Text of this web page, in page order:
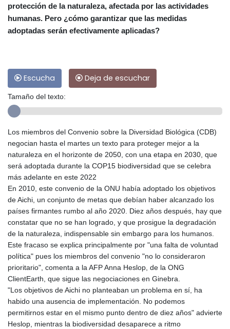
protección de la naturaleza, afectada por las actividades
humanas. Pero ¿cómo garantizar que las medidas
adoptadas serán efectivamente aplicadas?
Escucha Deja de escuchar
Tamaño del texto:
Los miembros del Convenio sobre la Diversidad Biológica (CDB)
negocian hasta el martes un texto para proteger mejor a la
naturaleza en el horizonte de 2050, con una etapa en 2030, que
será adoptada durante la COP15 biodiversidad que se celebra
más adelante en este 2022
En 2010, este convenio de la ONU había adoptado los objetivos
de Aichi, un conjunto de metas que debían haber alcanzado los
países firmantes rumbo al año 2020. Diez años después, hay que
constatar que no se han logrado, y que prosigue la degradación
de la naturaleza, indispensable sin embargo para los humanos.
Este fracaso se explica principalmente por "una falta de voluntad
política" pues los miembros del convenio "no lo consideraron
prioritario", comenta a la AFP Anna Heslop, de la ONG
ClientEarth, que sigue las negociaciones en Ginebra.
"Los objetivos de Aichi no planteaban un problema en sí, ha
habido una ausencia de implementación. No podemos
permitirnos estar en el mismo punto dentro de diez años" advierte
Heslop, mientras la biodiversidad desaparece a ritmo